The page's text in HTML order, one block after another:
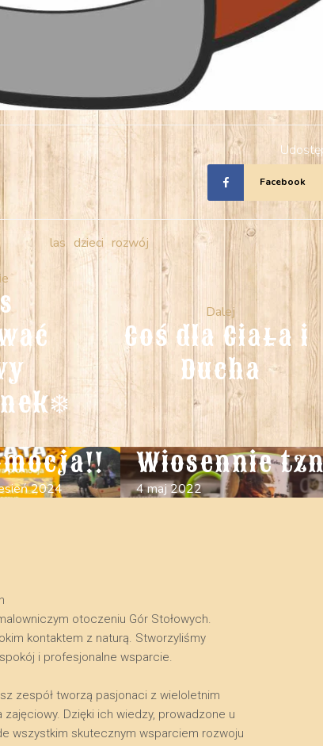
Facebook
las dzieci rozwój
Dalej
Coś dla Ciała i
Ducha
2024
Wiosennie
4 maj 2022
otoczeniu Gór Stołowych.
kontaktem z naturą. Stworzyliśmy
i profesjonalne wsparcie.
zespół tworzą pasjonaci z wieloletnim
Dzięki ich wiedzy, prowadzone u
wszystkim skutecznym wsparciem rozwoju